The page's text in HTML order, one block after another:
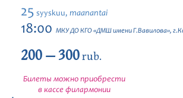
Festivaalit
25 syyskuu, maanantai
18:00 МКУ ДО КГО «ДМШ имени Г.Вавилова»,
200 — 300rub.
Билеты можно приобрести
в кассе филармонии